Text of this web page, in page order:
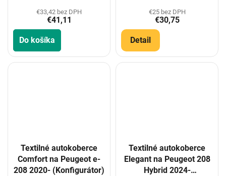
€33,42 bez DPH
€41,11
Do košíka
€25 bez DPH
€30,75
Detail
Textilné autokoberce
Comfort na Peugeot e-
208 2020- (Konfigurátor)
Textilné autokoberce
Elegant na Peugeot 208
Hybrid 2024-